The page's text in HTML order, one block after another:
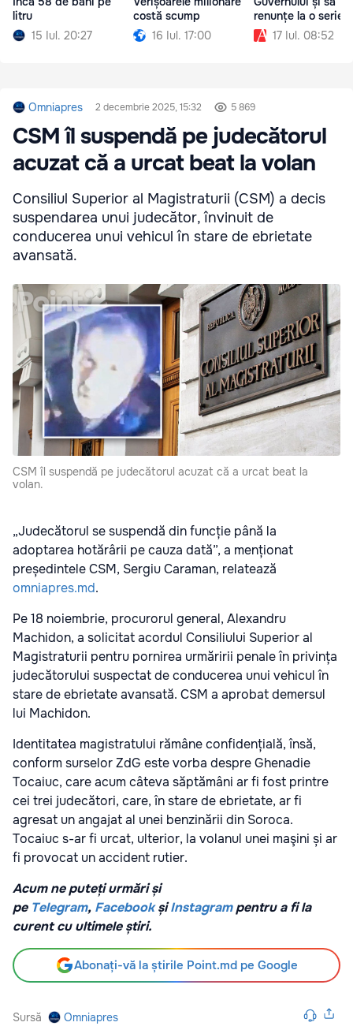
litru
15 Iul. 20:27
costă scump
16 Iul. 17:00
renunțe la o serie
reforme17 Iul. 08:52
Omniapres 2 decembrie 2025, 15:32 5 869
CSM îl suspendă pe judecătorul
acuzat că a urcat beat la volan
Consiliul Superior al Magistraturii (CSM) a decis
suspendarea unui judecător, învinuit de
conducerea unui vehicul în stare de ebrietate
avansată.
CSM îl suspendă pe judecătorul acuzat că a urcat beat la
volan.
„Judecătorul se suspendă din funcție până la
adoptarea hotărârii pe cauza dată”, a menționat
președintele CSM, Sergiu Caraman, relatează
omniapres.md.
Pe 18 noiembrie, procurorul general, Alexandru
Machidon, a solicitat acordul Consiliului Superior al
Magistraturii pentru pornirea urmăririi penale în privința
judecătorului suspectat de conducerea unui vehicul în
stare de ebrietate avansată. CSM a aprobat demersul
lui Machidon.
Identitatea magistratului rămâne confidențială, însă,
conform surselor ZdG este vorba despre Ghenadie
Tocaiuc, care acum câteva săptămâni ar fi fost printre
cei trei judecători, care, în stare de ebrietate, ar fi
agresat un angajat al unei benzinării din Soroca.
Tocaiuc s-ar fi urcat, ulterior, la volanul unei maşini și ar
fi provocat un accident rutier.
Acum ne puteți urmări și
pe Telegram, FacebookșiInstagrampentru a fi la
curent cu ultimele știri.
Abonați-vă la știrile Point.md pe Google
Sursă Omniapres